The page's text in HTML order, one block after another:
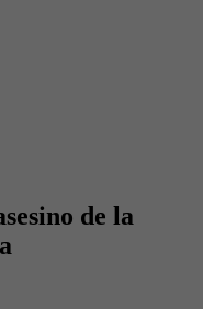
de la